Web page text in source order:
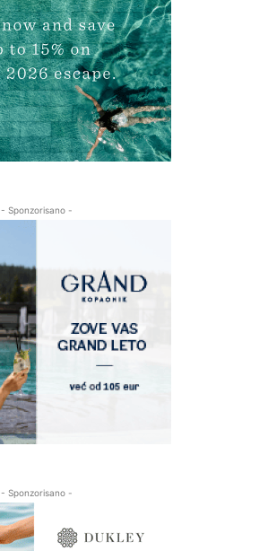
- Sponzorisano -
- Sponzorisano -